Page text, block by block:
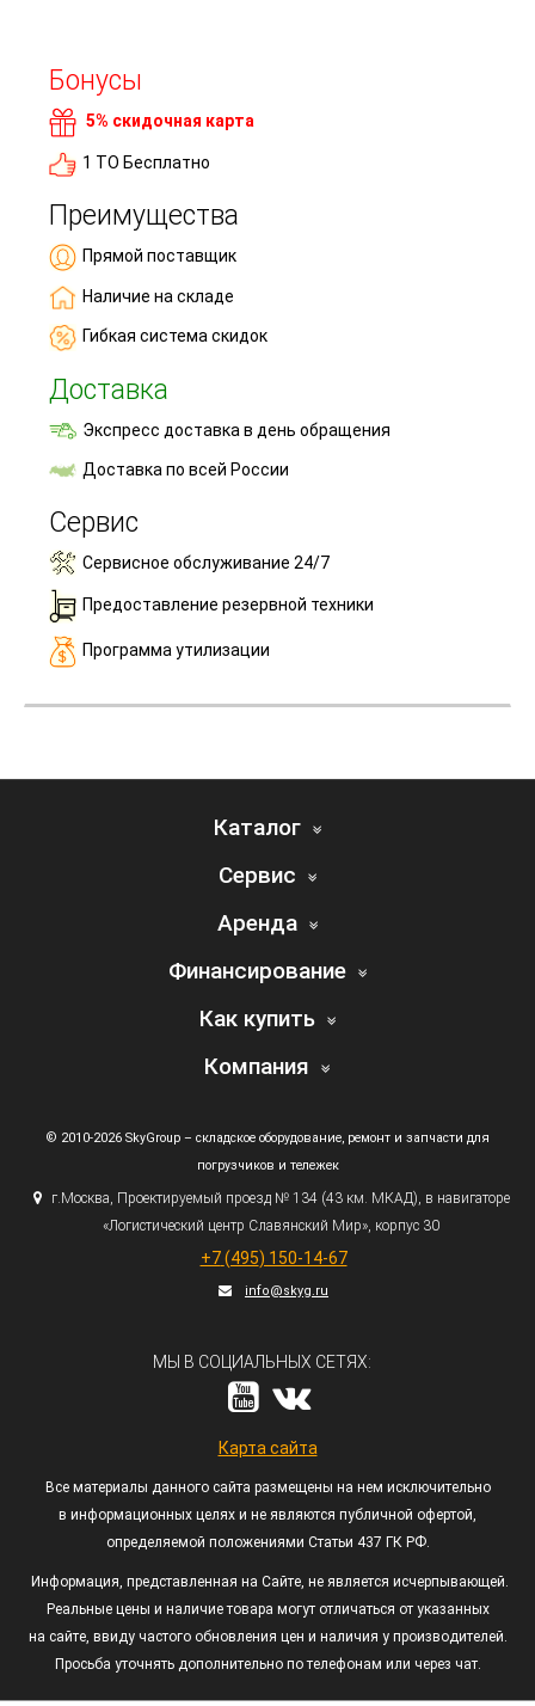
Бонусы
5% скидочная карта
1 ТО Бесплатно
Преимущества
Прямой поставщик
Наличие на складе
Гибкая система скидок
Доставка
Экспресс доставка в день обращения
Доставка по всей России
Сервис
Сервисное обслуживание 24/7
Предоставление резервной техники
Программа утилизации
Каталог
Сервис
Аренда
Финансирование
Как купить
Компания
© 2010-2026 SkyGroup – складское оборудование, ремонт и запчасти для
погрузчиков и тележек
г.Москва, Проектируемый проезд № 134 (43км. МКАД), в навигаторе
«Логистический центр Славянский Мир», корпус 30
+7 (495) 150-14-67
info@skyg.ru
МЫ В СОЦИАЛЬНЫХ СЕТЯХ:
Карта сайта
Все материалы данного сайта размещены на нем исключительно
в информационных целях и не являются публичной офертой,
определяемой положениями Статьи 437 ГК РФ.
Информация, представленная на Сайте, не является исчерпывающей.
Реальные цены и наличие товара могут отличаться от указанных
на сайте, ввиду частого обновления цен и наличия у производителей.
Просьба уточнять дополнительно по телефонам или через чат.